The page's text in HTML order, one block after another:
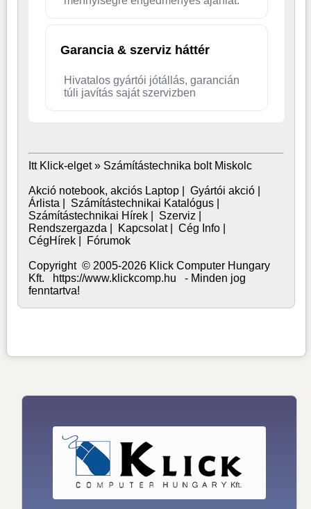
Garancia & szerviz háttér
Hivatalos gyártói jótállás, garancián
túli javítás saját szervizben
Itt Klick-elget » Számítástechnika bolt Miskolc
Akció notebook, akciós Laptop| Gyártói akció|
Árlista
Számítástechnikai Katalógus|
Számítástechnikai Hírek| Szerviz
Rendszergazda
Kapcsolat| Cég Info|
CégHírek| Fórumok
Copyright © 2005-2026 Klick Computer Hungary
Kft. https://www.klickcomp.hu - Minden jog
fenntartva!